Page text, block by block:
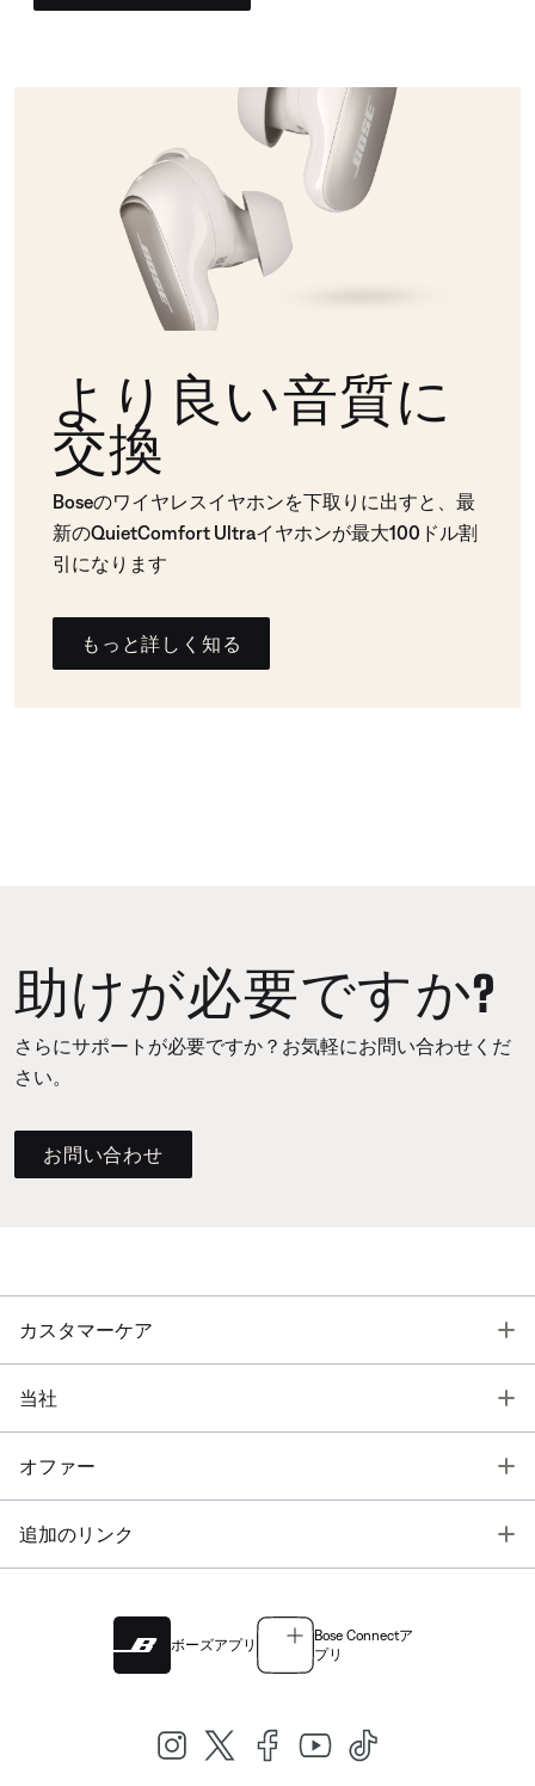
より良い音質に
交換
Boseのワイヤレスイヤホンを下取りに出すと、最
新のQuietComfort Ultraイヤホンが最大100ドル割
引になります
もっと詳しく知る
助けが必要ですか?
さらにサポートが必要ですか？お気軽にお問い合わせくだ
さい。
お問い合わせ
カスタマーケア
当社
オファー
追加のリンク
ボーズアプリ
Bose Connectア
プリ